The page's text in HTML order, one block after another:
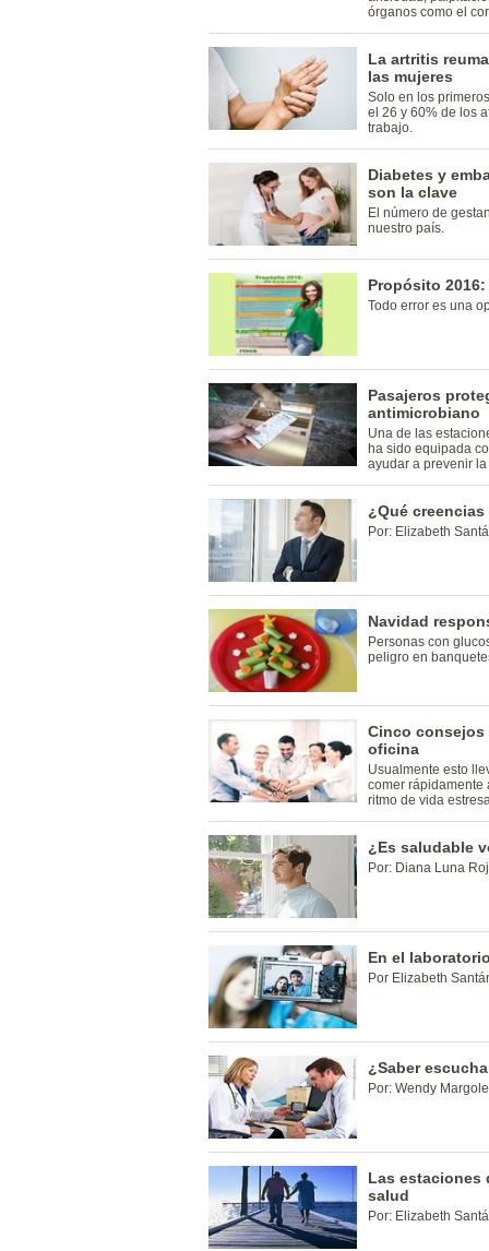
órganos como el
La artritis
las mujeres
Solo en los
el 26 y 60% de los
trabajo.
Diabetes y
son la clave
El número de
nuestro país.
Propósito
Todo error es una
Pasajeros
antimicrobiano
Una de las
ha sido equipada
ayudar a prevenir
¿Qué
Por: Elizabeth
Navidad
Personas con
peligro en
Cinco consejos
oficina
Usualmente esto
comer rápidamente
ritmo de vida
¿Es saludable
Por: Diana Luna
En el
Por Elizabeth
¿Saber
Por: Wendy
Las estaciones
salud
Por: Elizabeth